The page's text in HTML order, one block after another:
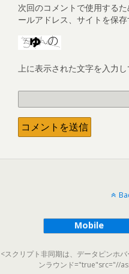
次回のコメントで使用する
ールアドレス、サイトを保存
上に表示された文字を入力し
Mobile
<スクリプト非同期は、データピンホ
ンラウンド="true"src="//